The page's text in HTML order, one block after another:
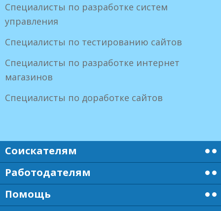
Специалисты по разработке систем
управления
Специалисты по тестированию сайтов
Специалисты по разработке интернет
магазинов
Специалисты по доработке сайтов
Соискателям
Работодателям
Помощь